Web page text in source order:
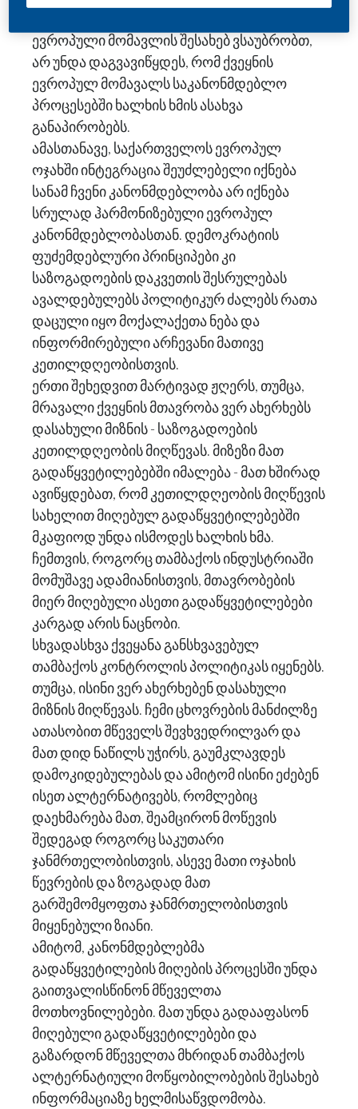
ევროპული მომავლის შესახებ ვსაუბრობთ,
არ უნდა დაგვავიწყდეს, რომ ქვეყნის
ევროპულ მომავალს საკანონმდებლო
პროცესებში ხალხის ხმის ასახვა
განაპირობებს.
ამასთანავე, საქართველოს ევროპულ
ოჯახში ინტეგრაცია შეუძლებელი იქნება
სანამ ჩვენი კანონმდებლობა არ იქნება
სრულად ჰარმონიზებული ევროპულ
კანონმდებლობასთან. დემოკრატიის
ფუძემდებლური პრინციპები კი
საზოგადოების დაკვეთის შესრულებას
ავალდებულებს პოლიტიკურ ძალებს რათა
დაცული იყო მოქალაქეთა ნება და
ინფორმირებული არჩევანი მათივე
კეთილდღეობისთვის.
ერთი შეხედვით მარტივად ჟღერს, თუმცა,
მრავალი ქვეყნის მთავრობა ვერ ახერხებს
დასახული მიზნის - საზოგადოების
კეთილდღეობის მიღწევას. მიზეზი მათ
გადაწყვეტილებებში იმალება - მათ ხშირად
ავიწყდებათ, რომ კეთილდღეობის მიღწევის
სახელით მიღებულ გადაწყვეტილებებში
მკაფიოდ უნდა ისმოდეს ხალხის ხმა.
ჩემთვის, როგორც თამბაქოს ინდუსტრიაში
მომუშავე ადამიანისთვის, მთავრობების
მიერ მიღებული ასეთი გადაწყვეტილებები
კარგად არის ნაცნობი.
სხვადასხვა ქვეყანა განსხვავებულ
თამბაქოს კონტროლის პოლიტიკას იყენებს.
თუმცა, ისინი ვერ ახერხებენ დასახული
მიზნის მიღწევას. ჩემი ცხოვრების მანძილზე
ათასობით მწეველს შევხვედრილვარ და
მათ დიდ ნაწილს უჭირს, გაუმკლავდეს
დამოკიდებულებას და ამიტომ ისინი ეძებენ
ისეთ ალტერნატივებს, რომლებიც
დაეხმარება მათ, შეამცირონ მოწევის
შედეგად როგორც საკუთარი
ჯანმრთელობისთვის, ასევე მათი ოჯახის
წევრების და ზოგადად მათ
გარშემომყოფთა ჯანმრთელობისთვის
მიყენებული ზიანი.
ამიტომ, კანონმდებლებმა
გადაწყვეტილების მიღების პროცესში უნდა
გაითვალისწინონ მწეველთა
მოთხოვნილებები. მათ უნდა გადააფასონ
მიღებული გადაწყვეტილებები და
გაზარდონ მწეველთა მხრიდან თამბაქოს
ალტერნატიული მოწყობილობების შესახებ
ინფორმაციაზე ხელმისაწვდომობა.